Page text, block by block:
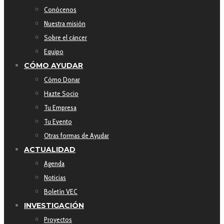
Conócenos
Nuestra misión
Sobre el cáncer
Equipo
CÓMO AYUDAR
Cómo Donar
Hazte Socio
Tu Empresa
Tu Evento
Otras formas de Ayudar
ACTUALIDAD
Agenda
Noticias
Boletín VEC
INVESTIGACIÓN
Proyectos